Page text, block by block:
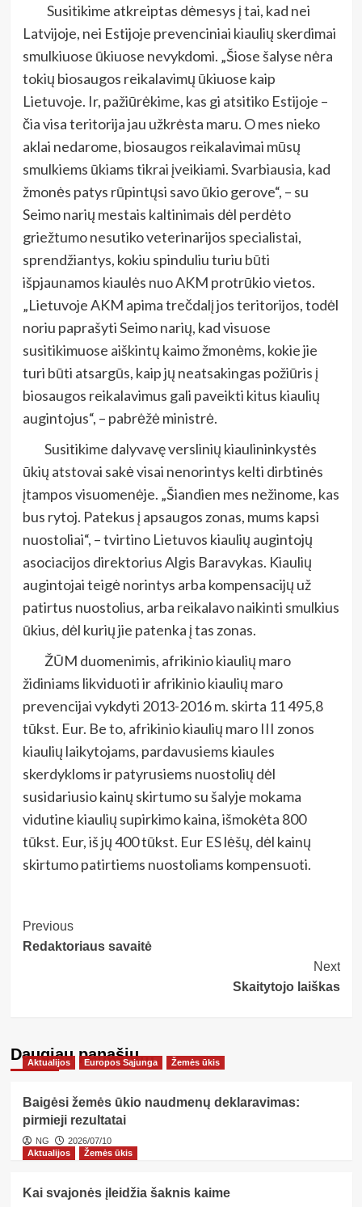
Susitikime atkreiptas dėmesys į tai, kad nei
Latvijoje, nei Estijoje prevenciniai kiaulių skerdimai
smulkiuose ūkiuose nevykdomi. „Šiose šalyse nėra
tokių biosaugos reikalavimų ūkiuose kaip
Lietuvoje. Ir, pažiūrėkime, kas gi atsitiko Estijoje –
čia visa teritorija jau užkrėsta maru. O mes nieko
aklai nedarome, biosaugos reikalavimai mūsų
smulkiems ūkiams tikrai įveikiami. Svarbiausia, kad
žmonės patys rūpintųsi savo ūkio gerove“, – su
Seimo narių mestais kaltinimais dėl perdėto
griežtumo nesutiko veterinarijos specialistai,
sprendžiantys, kokiu spinduliu turiu būti
išpjaunamos kiaulės nuo AKM protrūkio vietos.
„Lietuvoje AKM apima trečdalį jos teritorijos, todėl
noriu paprašyti Seimo narių, kad visuose
susitikimuose aiškintų kaimo žmonėms, kokie jie
turi būti atsargūs, kaip jų neatsakingas požiūris į
biosaugos reikalavimus gali paveikti kitus kiaulių
augintojus“, – pabrėžė ministrė.
Susitikime dalyvavę verslinių kiaulininkystės
ūkių atstovai sakė visai nenorintys kelti dirbtinės
įtampos visuomenėje. „Šiandien mes nežinome, kas
bus rytoj. Patekus į apsaugos zonas, mums kapsi
nuostoliai“, – tvirtino Lietuvos kiaulių augintojų
asociacijos direktorius Algis Baravykas. Kiaulių
augintojai teigė norintys arba kompensacijų už
patirtus nuostolius, arba reikalavo naikinti smulkius
ūkius, dėl kurių jie patenka į tas zonas.
ŽŪM duomenimis, afrikinio kiaulių maro
židiniams likviduoti ir afrikinio kiaulių maro
prevencijai vykdyti 2013-2016 m. skirta 11 495,8
tūkst. Eur. Be to, afrikinio kiaulių maro III zonos
kiaulių laikytojams, pardavusiems kiaules
skerdykloms ir patyrusiems nuostolių dėl
susidariusio kainų skirtumo su šalyje mokama
vidutine kiaulių supirkimo kaina, išmokėta 800
tūkst. Eur, iš jų 400 tūkst. Eur ES lėšų, dėl kainų
skirtumo patirtiems nuostoliams kompensuoti.
Post
Navigation
Previous
Redaktoriaus savaitė
Next
Skaitytojo laiškas
Daugiau panašių…
Aktualijos Europos Sąjunga Žemės ūkis
Baigėsi žemės ūkio naudmenų deklaravimas:
pirmieji rezultatai
NG
2026/07/10
Aktualijos
Žemės ūkis
Kai svajonės įleidžia šaknis kaime